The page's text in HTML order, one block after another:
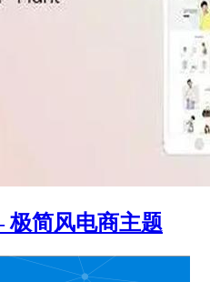
简风电商主题